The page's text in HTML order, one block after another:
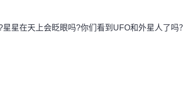
星在天上会眨眼吗?你们看到UFO和外星人了吗